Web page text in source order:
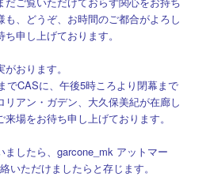
も、どうぞ、お時間のご都合がよろし
申し上げております。
おります。
でCASに、午後5時ころより閉幕まで
リアン・ガデン、大久保美紀が在廊し
場をお待ち申し上げております。
ましたら、garcone_mk アットマー
ただけましたらと存じます。